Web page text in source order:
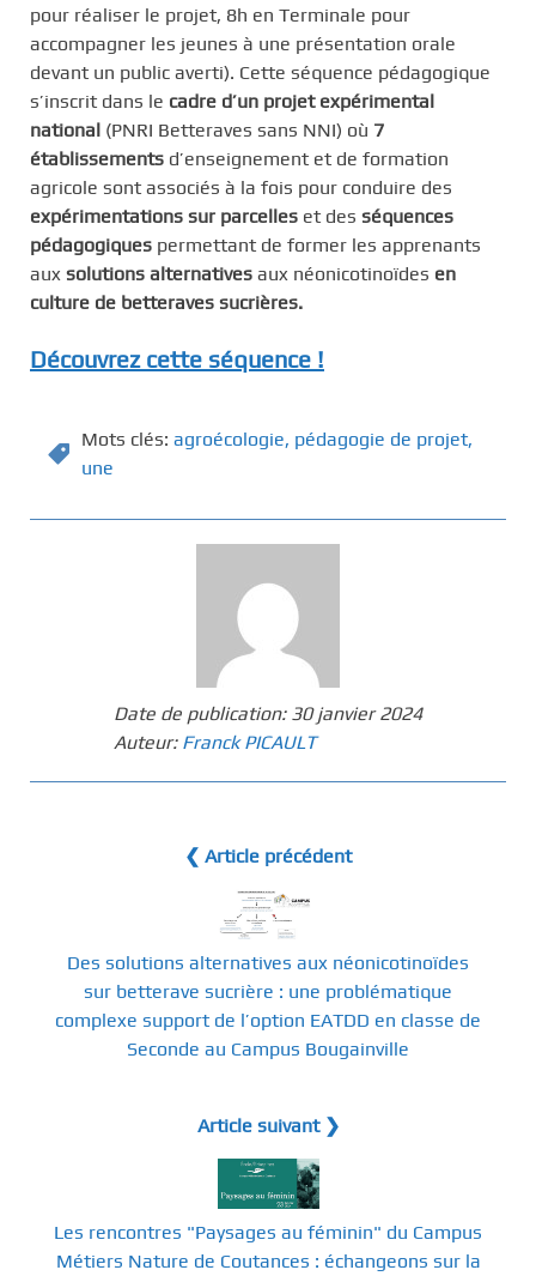
pour réaliser le projet, 8h en Terminale pour
accompagner les jeunes à une présentation orale
devant un public averti). Cette séquence pédagogique
s’inscrit dans le cadre d’un projet expérimental
national (PNRI Betteraves sans NNI) où 7
établissements d’enseignement et de formation
agricole sont associés à la fois pour conduire des
expérimentations sur parcelles et des séquences
pédagogiques permettant de former les apprenants
aux solutions alternatives aux néonicotinoïdes en
culture de betteraves sucrières.
Découvrez cette séquence !
Mots clés: agroécologie, pédagogie de projet,
une
Date de publication: 30 janvier 2024
Auteur: Franck PICAULT
❮ Article précédent
Des solutions alternatives aux néonicotinoïdes
sur betterave sucrière : une problématique
complexe support de l’option EATDD en classe de
Seconde au Campus Bougainville
Article suivant ❯
Les rencontres "Paysages au féminin" du Campus
Métiers Nature de Coutances : échangeons sur la